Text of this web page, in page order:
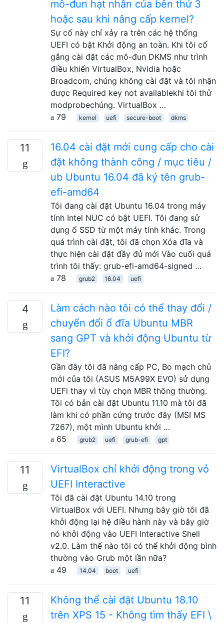
mô-đun hạt nhân của bên thứ 3
hoặc sau khi nâng cấp kernel?
Sự cố này chỉ xảy ra trên các hệ thống
UEFI có bật Khởi động an toàn. Khi tôi cố
gắng cài đặt các mô-đun DKMS như trình
điều khiển VirtualBox, Nvidia hoặc
Broadcom, chúng không cài đặt và tôi nhận
được Required key not availablekhi tôi thử
modprobechúng. VirtualBox …
79
kernel uefi secure-boot dkms
11
16.04 cài đặt mới cung cấp cho cài
đặt không thành công / mục tiêu /
ub Ubuntu 16.04 đã ký tên grub-
efi-amd64
Tôi đang cài đặt Ubuntu 16.04 trong máy
tính Intel NUC có bật UEFI. Tôi đang sử
dụng ổ SSD từ một máy tính khác. Trong
quá trình cài đặt, tôi đã chọn Xóa đĩa và
thực hiện cài đặt đầy đủ mới Vào cuối quá
trình tôi thấy: grub-efi-amd64-signed …
78
grub2 16.04 uefi
4
Làm cách nào tôi có thể thay đổi /
chuyển đổi ổ đĩa Ubuntu MBR
sang GPT và khởi động Ubuntu từ
EFI?
Gần đây tôi đã nâng cấp PC, Bo mạch chủ
mới của tôi (ASUS M5A99X EVO) sử dụng
UEFi thay vì tùy chọn MBR thông thường.
Tôi có bản cài đặt Ubuntu 11.10 mà tôi đã
làm khi có phần cứng trước đây (MSI MS
7267), một mình Ubuntu khởi …
65
grub2 uefi grub-efi gpt
11
VirtualBox chỉ khởi động trong vỏ
UEFI Interactive
Tôi đã cài đặt Ubuntu 14.10 trong
VirtualBox với UEFI. Nhưng bây giờ tôi đã
khởi động lại hệ điều hành này và bây giờ
nó khởi động vào UEFI Interactive Shell
v2.0. Làm thế nào tôi có thể khởi động bình
thường vào Grub một lần nữa?
49
14.04 boot uefi
11
Không thể cài đặt Ubuntu 18.10
trên XPS 15 - Không tìm thấy EFI \